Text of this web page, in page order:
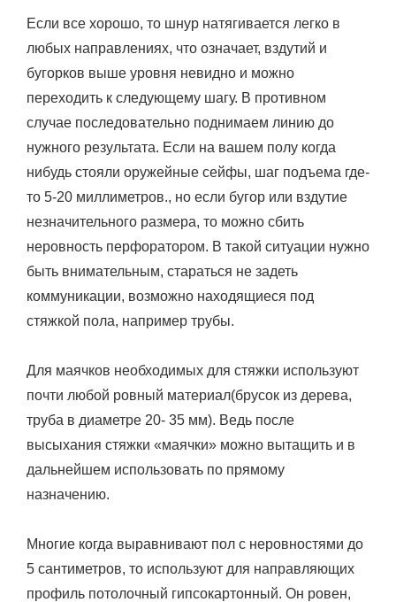
Если все хорошо, то шнур натягивается легко в
любых направлениях, что означает, вздутий и
бугорков выше уровня невидно и можно
переходить к следующему шагу. В противном
случае последовательно поднимаем линию до
нужного результата. Если на вашем полу когда
нибудь стояли оружейные сейфы, шаг подъема где-
то 5-20 миллиметров., но если бугор или вздутие
незначительного размера, то можно сбить
неровность перфоратором. В такой ситуации нужно
быть внимательным, стараться не задеть
коммуникации, возможно находящиеся под
стяжкой пола, например трубы.
Для маячков необходимых для стяжки используют
почти любой ровный материал(брусок из дерева,
труба в диаметре 20- 35 мм). Ведь после
высыхания стяжки «маячки» можно вытащить и в
дальнейшем использовать по прямому
назначению.
Многие когда выравнивают пол с неровностями до
5 сантиметров, то используют для направляющих
профиль потолочный гипсокартонный. Он ровен,